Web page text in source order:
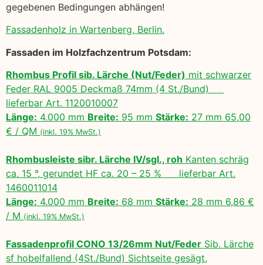
gegebenen Bedingungen abhängen!
Fassadenholz in Wartenberg, Berlin.
Fassaden im Holzfachzentrum Potsdam:
Rhombus Profil sib. Lärche (Nut/Feder) mit schwarzer
Feder RAL 9005 Deckmaß 74mm (4 St./Bund)
lieferbar Art. 1120010007
Länge: 4.000 mm Breite: 95 mm Stärke: 27 mm 65,00
€ / QM (inkl. 19% MwSt.)
Rhombusleiste sibr. Lärche IV/sgl., roh Kanten schräg
ca. 15 °, gerundet HF ca. 20 – 25 % lieferbar Art.
1460011014
Länge: 4.000 mm Breite: 68 mm Stärke: 28 mm 6,86 €
/ M (inkl. 19% MwSt.)
Fassadenprofil CONO 13/26mm Nut/Feder Sib. Lärche
sf hobelfallend (4St./Bund) Sichtseite gesägt,